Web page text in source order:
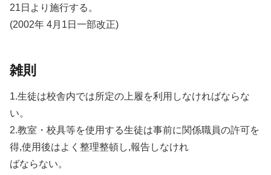
21日より施行する。
(2002年 4月1日一部改正)
雑則
1.生徒は校舎内では所定の上履を利用しなければならな
い。
2.教室・校具等を使用する生徒は事前に関係職員の許可を
得,使用後はよく整理整頓し,報告しなけれ
ばならない。